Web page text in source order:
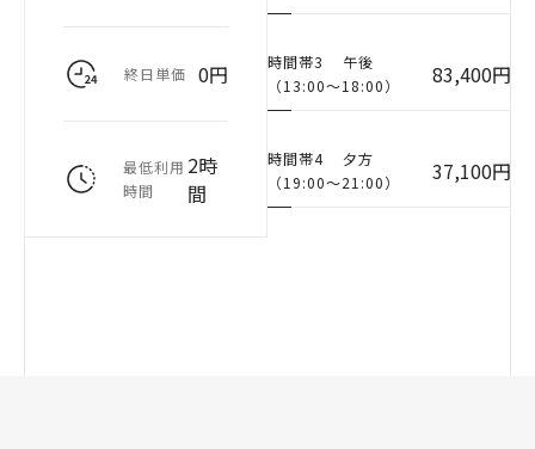
終日単価 0円
最低利用
時間
2時
間
時間帯3
午後
（13:00〜18:00）
83,400円
時間帯4
夕方
（19:00〜21:00）
37,100円